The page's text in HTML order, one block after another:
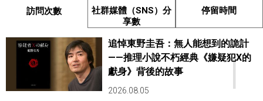
訪問次數
社群媒體（SNS）分
享數
停留時間
1
追悼東野圭吾：無人能想到的詭計
——推理小說不朽經典《嫌疑犯X的
獻身》背後的故事
2026.08.05